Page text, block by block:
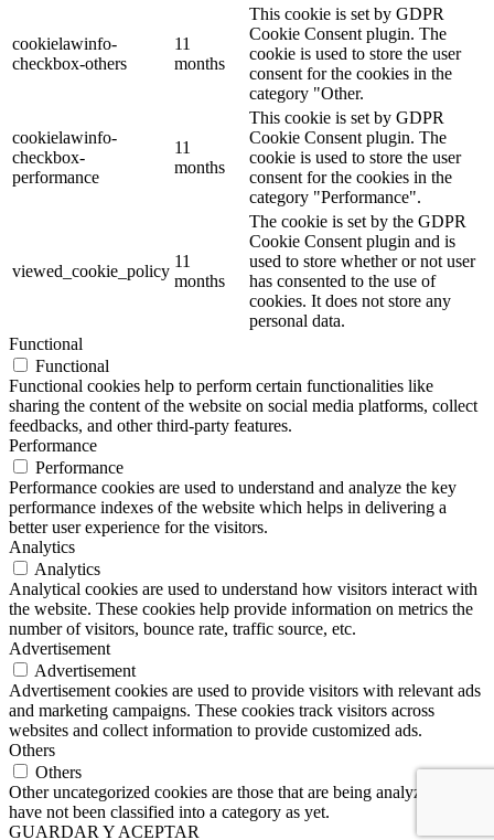
cookielawinfo-
checkbox-others
11
months
This cookie is set by GDPR
Cookie Consent plugin. The
cookie is used to store the user
consent for the cookies in the
category "Other.
cookielawinfo-
checkbox-
performance
11
months
This cookie is set by GDPR
Cookie Consent plugin. The
cookie is used to store the user
consent for the cookies in the
category "Performance".
viewed_cookie_policy
11
months
The cookie is set by the GDPR
Cookie Consent plugin and is
used to store whether or not user
has consented to the use of
cookies. It does not store any
personal data.
Functional
Functional
Functional cookies help to perform certain functionalities like
sharing the content of the website on social media platforms, collect
feedbacks, and other third-party features.
Performance
Performance
Performance cookies are used to understand and analyze the key
performance indexes of the website which helps in delivering a
better user experience for the visitors.
Analytics
Analytics
Analytical cookies are used to understand how visitors interact with
the website. These cookies help provide information on metrics the
number of visitors, bounce rate, traffic source, etc.
Advertisement
Advertisement
Advertisement cookies are used to provide visitors with relevant ads
and marketing campaigns. These cookies track visitors across
websites and collect information to provide customized ads.
Others
Others
Other uncategorized cookies are those that are being analyzed and
have not been classified into a category as yet.
GUARDAR Y ACEPTAR